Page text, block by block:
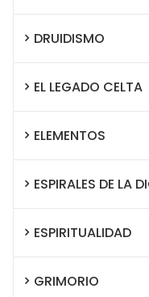
DRUIDISMO
EL LEGADO CELTA
ELEMENTOS
ESPIRALES DE LA
ESPIRITUALIDAD
GRIMORIO